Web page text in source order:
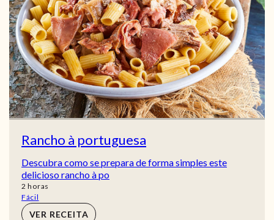
Rancho à portuguesa
Descubra como se prepara de forma simples este
delicioso rancho à po
2 horas
horas
Fácil
VER RECEITA